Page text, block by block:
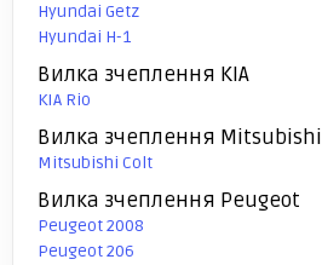
Hyundai Getz
Hyundai H-1
Вилка зчеплення KIA
KIA Rio
Вилка зчеплення Mitsubishi
Mitsubishi Colt
Вилка зчеплення Peugeot
Peugeot 2008
Peugeot 206